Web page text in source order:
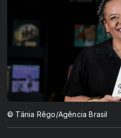
© Tânia Rêgo/Agência Brasil